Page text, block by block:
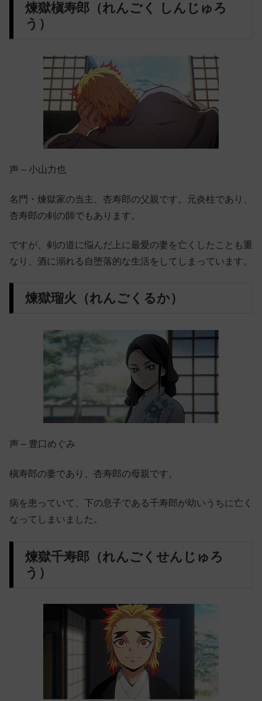
煉獄槇寿郎（れんごく しんじゅろ
う）
声 – 小山力也
名門・煉獄家の当主、杏寿郎の父親です。元炎柱であり、
杏寿郎の剣の師でもあります。
ですが、剣の道に悩んだ上に最愛の妻を亡くしたことも重
なり、酒に溺れる自堕落的な生活をしてしまっています。
煉獄瑠火（れんごくるか）
声 – 豊口めぐみ
槇寿郎の妻であり、杏寿郎の母親です。
病を患っていて、下の息子である千寿郎が幼いうちに亡く
なってしまいました。
煉獄千寿郎（れんごくせんじゅろ
う）